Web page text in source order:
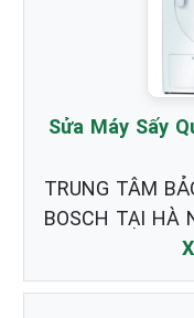
Sửa Máy Sấy
TRUNG TÂM
BOSCH TẠI HÀ